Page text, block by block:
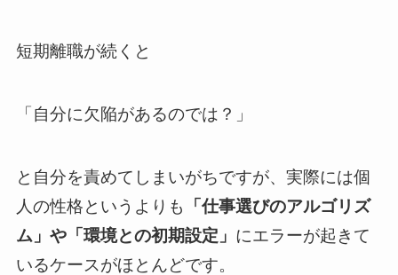
短期離職が続くと
「自分に欠陥があるのでは？」
と自分を責めてしまいがちですが、実際には個
人の性格というよりも
「仕事選びのアルゴリズ
ム」や「環境との初期設定」 にエラーが起きて
いるケースがほとんどです。